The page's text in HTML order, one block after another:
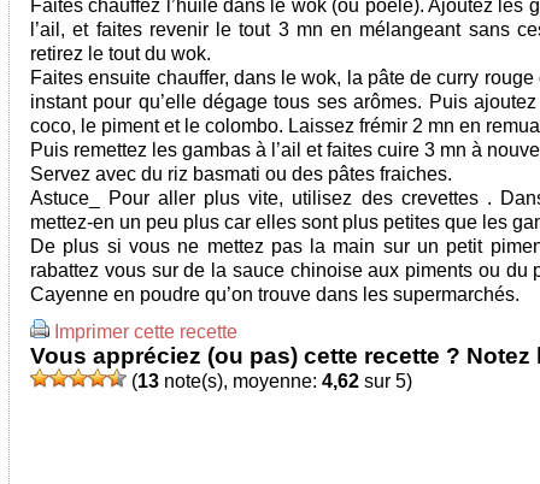
Faites chauffez l’huile dans le wok (ou poêle). Ajoutez les
l’ail, et faites revenir le tout 3 mn en mélangeant sans
retirez le tout du wok.
Faites ensuite chauffer, dans le wok, la pâte de curry
instant pour qu’elle dégage tous ses arômes. Puis
coco, le piment et le colombo. Laissez frémir 2 mn en
Puis remettez les gambas à l’ail et faites cuire 3 mn à
Servez avec du riz basmati ou des pâtes fraiches.
Astuce_ Pour aller plus vite, utilisez des crevettes .
mettez-en un peu plus car elles sont plus petites que les
De plus si vous ne mettez pas la main sur un petit
rabattez vous sur de la sauce chinoise aux piments ou du
Cayenne en poudre qu’on trouve dans les supermarchés.
Imprimer cette recette
Vous appréciez (ou pas) cette recette ? Notez
(13 note(s), moyenne: 4,62 sur 5)